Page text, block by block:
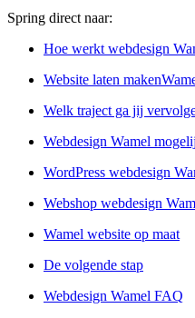
Spring direct naar:
Hoe werkt webdesign
Website laten
Welk traject ga jij
Webdesign Wamel
WordPress webdesign
Webshop webdesign
Wamel website op maat
De volgende stap
Webdesign Wamel FAQ